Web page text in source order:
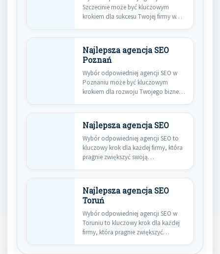
Szczecinie może być kluczowym
krokiem dla sukcesu Twojej firmy w…
Najlepsza agencja SEO
Poznań
Wybór odpowiedniej agencji SEO w
Poznaniu może być kluczowym
krokiem dla rozwoju Twojego biznesu
Najlepsza agencja SEO
Wybór odpowiedniej agencji SEO to
kluczowy krok dla każdej firmy, która
pragnie zwiększyć swoją
Najlepsza agencja SEO
Toruń
Wybór odpowiedniej agencji SEO w
Toruniu to kluczowy krok dla każdej
firmy, która pragnie zwiększyć…